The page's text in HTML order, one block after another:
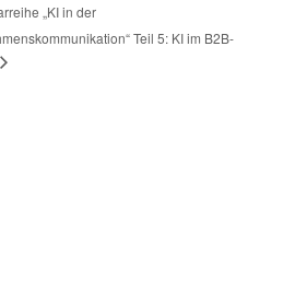
„KI in der
Teil 5: KI im B2B-